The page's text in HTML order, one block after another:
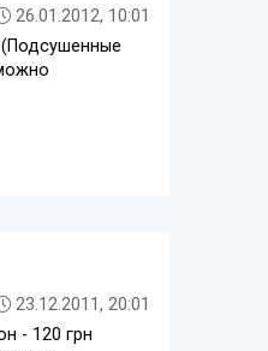
26.01.2012, 10:01
23.12.2011, 20:01
- 120 грн